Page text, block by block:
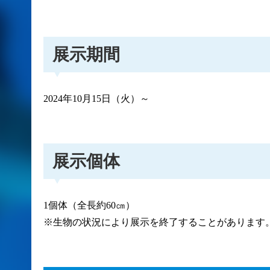
展示期間
2024年10月15日（火）～
展示個体
1個体（全長約60㎝）
※生物の状況により展示を終了することがあります